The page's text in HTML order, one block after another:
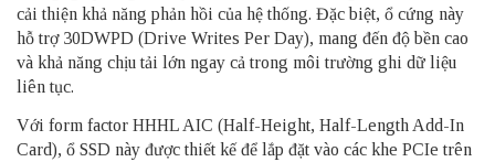
cải thiện khả năng phản hồi của hệ thống. Đặc biệt, ổ cứng này
hỗ trợ 30DWPD (Drive Writes Per Day), mang đến độ bền cao
và khả năng chịu tải lớn ngay cả trong môi trường ghi dữ liệu
liên tục.
Với form factor HHHL AIC (Half-Height, Half-Length Add-In
Card), ổ SSD này được thiết kế để lắp đặt vào các khe PCIe trên